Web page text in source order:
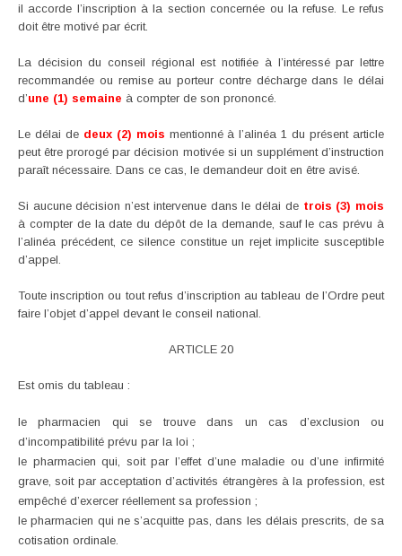
il accorde l’inscription à la section concernée ou la refuse. Le refus
doit être motivé par écrit.
La décision du conseil régional est notifiée à l’intéressé par lettre
recommandée ou remise au porteur contre décharge dans le délai
d’une (1) semaine à compter de son prononcé.
Le délai de deux (2) mois mentionné à l’alinéa 1 du présent article
peut être prorogé par décision motivée si un supplément d’instruction
paraît nécessaire. Dans ce cas, le demandeur doit en être avisé.
Si aucune décision n’est intervenue dans le délai de trois (3) mois
à compter de la date du dépôt de la demande, sauf le cas prévu à
l’alinéa précédent, ce silence constitue un rejet implicite susceptible
d’appel.
Toute inscription ou tout refus d’inscription au tableau de l’Ordre peut
faire l’objet d’appel devant le conseil national.
ARTICLE 20
Est omis du tableau :
le pharmacien qui se trouve dans un cas d’exclusion ou
d’incompatibilité prévu par la loi ;
le pharmacien qui, soit par l’effet d’une maladie ou d’une infirmité
grave, soit par acceptation d’activités étrangères à la profession, est
empêché d’exercer réellement sa profession ;
le pharmacien qui ne s’acquitte pas, dans les délais prescrits, de sa
cotisation ordinale.